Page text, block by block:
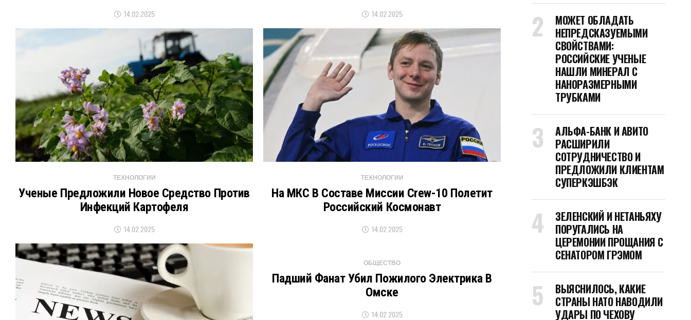
14.02.2025 14.02.2025
ТЕХНОЛОГИИ
Ученые Предложили Новое Средство Против
Инфекций Картофеля
14.02.2025
ТЕХНОЛОГИИ
На МКС В Составе Миссии Crew-10 Полетит
Российский Космонавт
14.02.2025
ОБЩЕСТВО
Падший Фанат Убил Пожилого Электрика В
Омске
14.02.2025
МОЖЕТ ОБЛАДАТЬ
НЕПРЕДСКАЗУЕМЫМИ
СВОЙСТВАМИ:
РОССИЙСКИЕ УЧЕНЫЕ
НАШЛИ МИНЕРАЛ С
НАНОРАЗМЕРНЫМИ
ТРУБКАМИ
АЛЬФА-БАНК И АВИТО
РАСШИРИЛИ
СОТРУДНИЧЕСТВО И
ПРЕДЛОЖИЛИ КЛИЕНТАМ
СУПЕРКЭШБЭК
ЗЕЛЕНСКИЙ И НЕТАНЬЯХУ
ПОРУГАЛИСЬ НА
ЦЕРЕМОНИИ ПРОЩАНИЯ С
СЕНАТОРОМ ГРЭМОМ
ВЫЯСНИЛОСЬ, КАКИЕ
СТРАНЫ НАТО НАВОДИЛИ
УДАРЫ ПО ЧЕХОВУ